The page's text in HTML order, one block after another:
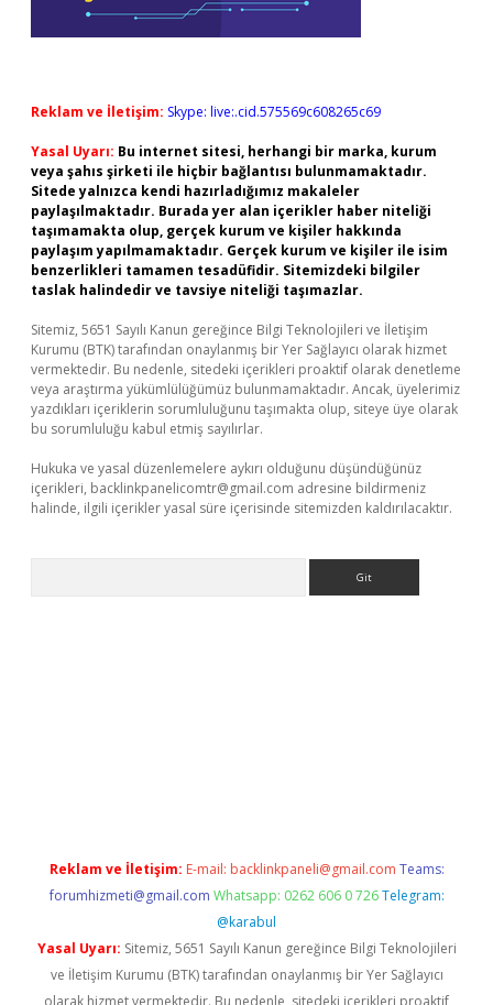
Reklam ve İletişim: Skype: live:.cid.575569c608265c69
Yasal Uyarı: Bu internet sitesi, herhangi bir marka, kurum
veya şahıs şirketi ile hiçbir bağlantısı bulunmamaktadır.
Sitede yalnızca kendi hazırladığımız makaleler
paylaşılmaktadır. Burada yer alan içerikler haber niteliği
taşımamakta olup, gerçek kurum ve kişiler hakkında
paylaşım yapılmamaktadır. Gerçek kurum ve kişiler ile isim
benzerlikleri tamamen tesadüfidir. Sitemizdeki bilgiler
taslak halindedir ve tavsiye niteliği taşımazlar.
Sitemiz, 5651 Sayılı Kanun gereğince Bilgi Teknolojileri ve İletişim
Kurumu (BTK) tarafından onaylanmış bir Yer Sağlayıcı olarak hizmet
vermektedir. Bu nedenle, sitedeki içerikleri proaktif olarak denetleme
veya araştırma yükümlülüğümüz bulunmamaktadır. Ancak, üyelerimiz
yazdıkları içeriklerin sorumluluğunu taşımakta olup, siteye üye olarak
bu sorumluluğu kabul etmiş sayılırlar.
Hukuka ve yasal düzenlemelere aykırı olduğunu düşündüğünüz
içerikleri, backlinkpanelicomtr@gmail.com adresine bildirmeniz
halinde, ilgili içerikler yasal süre içerisinde sitemizden kaldırılacaktır.
Reklam ve İletişim: E-mail: backlinkpaneli@gmail.com Teams:
forumhizmeti@gmail.com Whatsapp: 0262 606 0 726 Telegram:
@karabul
Yasal Uyarı: Sitemiz, 5651 Sayılı Kanun gereğince Bilgi Teknolojileri
ve İletişim Kurumu (BTK) tarafından onaylanmış bir Yer Sağlayıcı
olarak hizmet vermektedir. Bu nedenle, sitedeki içerikleri proaktif